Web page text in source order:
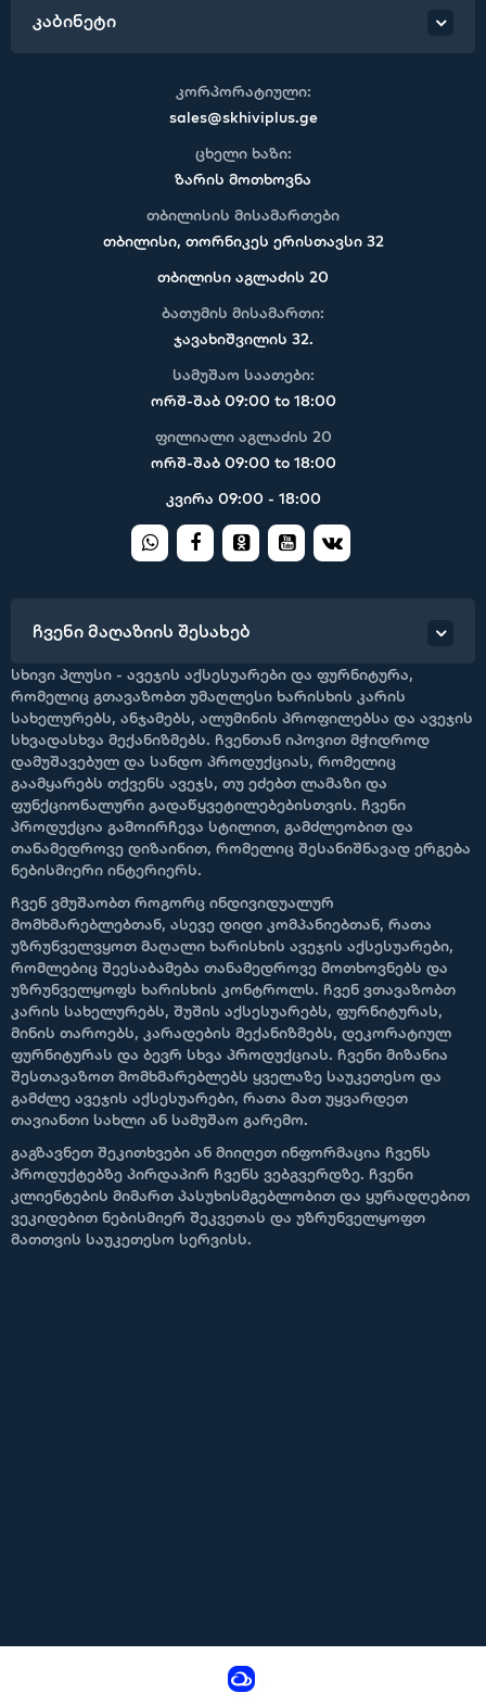
კაბინეტი
კორპორატიული:
sales@skhiviplus.ge
ცხელი ხაზი:
ზარის მოთხოვნა
თბილისის მისამართები
თბილისი, თორნიკეს ერისთავსი 32
თბილისი აგლაძის 20
ბათუმის მისამართი:
ჯავახიშვილის 32.
სამუშაო საათები:
ორშ-შაბ 09:00 to 18:00
ფილიალი აგლაძის 20
ორშ-შაბ 09:00 to 18:00
კვირა 09:00 - 18:00
ჩვენი მაღაზიის შესახებ
სხივი პლუსი - ავეჯის აქსესუარები და ფურნიტურა,
რომელიც გთავაზობთ უმაღლესი ხარისხის კარის
სახელურებს, ანჯამებს, ალუმინის პროფილებსა და ავეჯის
სხვადასხვა მექანიზმებს. ჩვენთან იპოვით მჭიდროდ
დამუშავებულ და სანდო პროდუქციას, რომელიც
გაამყარებს თქვენს ავეჯს, თუ ეძებთ ლამაზი და
ფუნქციონალური გადაწყვეტილებებისთვის. ჩვენი
პროდუქცია გამოირჩევა სტილით, გამძლეობით და
თანამედროვე დიზაინით, რომელიც შესანიშნავად ერგება
ნებისმიერი ინტერიერს.
ჩვენ ვმუშაობთ როგორც ინდივიდუალურ
მომხმარებლებთან, ასევე დიდი კომპანიებთან, რათა
უზრუნველვყოთ მაღალი ხარისხის ავეჯის აქსესუარები,
რომლებიც შეესაბამება თანამედროვე მოთხოვნებს და
უზრუნველყოფს ხარისხის კონტროლს. ჩვენ ვთავაზობთ
კარის სახელურებს, შუშის აქსესუარებს, ფურნიტურას,
მინის თაროებს, კარადების მექანიზმებს, დეკორატიულ
ფურნიტურას და ბევრ სხვა პროდუქციას. ჩვენი მიზანია
შესთავაზოთ მომხმარებლებს ყველაზე საუკეთესო და
გამძლე ავეჯის აქსესუარები, რათა მათ უყვარდეთ
თავიანთი სახლი ან სამუშაო გარემო.
გაგზავნეთ შეკითხვები ან მიიღეთ ინფორმაცია ჩვენს
პროდუქტებზე პირდაპირ ჩვენს ვებგვერდზე. ჩვენი
კლიენტების მიმართ პასუხისმგებლობით და ყურადღებით
ვეკიდებით ნებისმიერ შეკვეთას და უზრუნველყოფთ
მათთვის საუკეთესო სერვისს.